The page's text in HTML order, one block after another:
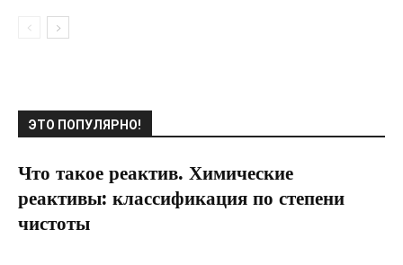
ЭТО ПОПУЛЯРНО!
Что такое реактив. Химические
реактивы: классификация по степени
чистоты
22.11.2021